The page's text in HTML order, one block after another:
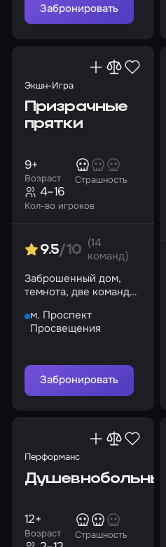
Забронировать
Экшн-Игра
Призрачные
прятки
Возраст
9+
Страшность
Кол-во игроков
4–16
9.5/10
(14
команд)
Заброшенный дом,
темнота, две команды.
м. Проспект
Просвещения
Забронировать
Перформанс
Душевнобольные
Возраст
12+
Страшность